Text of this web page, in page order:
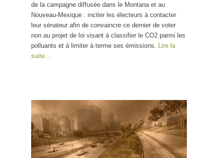
de la campagne diffusée dans le Montana et au
Nouveau-Mexique : inciter les électeurs à contacter
leur sénateur afin de convaincre ce dernier de voter
non au projet de loi visant à classifier le CO2 parmi les
polluants et à limiter à terme ses émissions. Lire la
suite…